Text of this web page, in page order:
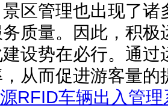
区管理也出现了
质量。因此，积
设势在必行。通
从而促进游客量
RFID车辆出入管理